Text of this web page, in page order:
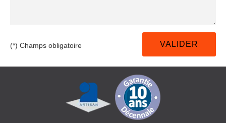
(*) Champs obligatoire